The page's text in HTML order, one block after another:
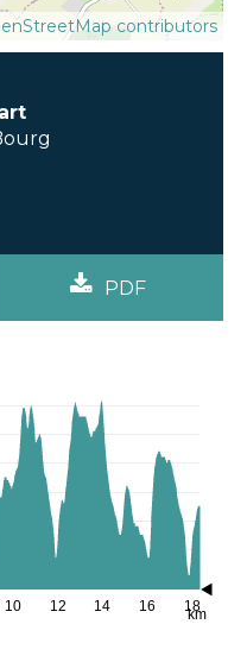
contributors
10 12 14 16 18
km
PDF